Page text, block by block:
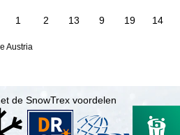
1 2 13 9 19 14
Austria
de SnowTrex voordelen